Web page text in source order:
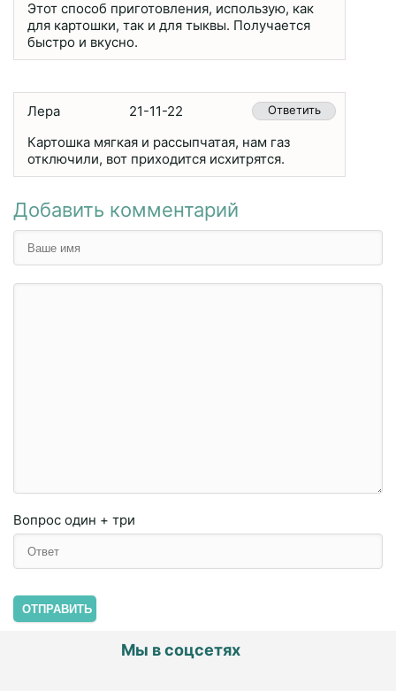
Этот способ приготовления, использую, как
для картошки, так и для тыквы. Получается
быстро и вкусно.
Лера 21-11-22 Ответить
Картошка мягкая и рассыпчатая, нам газ
отключили, вот приходится исхитрятся.
Добавить комментарий
Вопрос один + три
ОТПРАВИТЬ
Мы в соцсетях